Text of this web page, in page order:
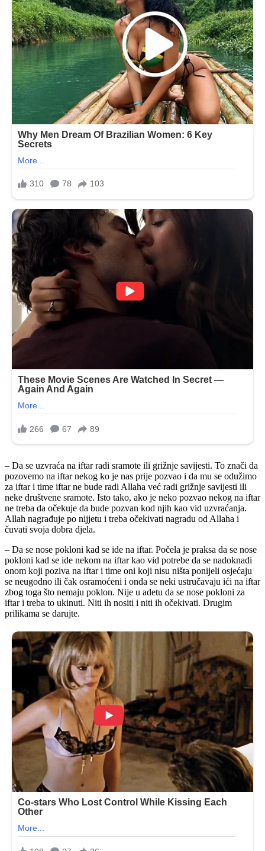
– Da se uzvraća na iftar radi sramote ili grižnje savijesti. To znači da
pozovemo na iftar nekog ko je nas prije pozvao i da mu se odužimo
za iftar i time iftar ne bude radi Allaha već radi grižnje savijesti ili
neke društvene sramote. Isto tako, ako je neko pozvao nekog na iftar
ne treba da očekuje da bude pozvan kod njih kao vid uzvraćanja.
Allah nagrađuje po nijjetu i treba očekivati nagradu od Allaha i
čuvati svoja dobra djela.
– Da se nose pokloni kad se ide na iftar. Počela je praksa da se nose
pokloni kad se ide nekom na iftar kao vid potrebe da se nadoknadi
onom koji poziva na iftar i time oni koji nisu ništa ponijeli osjećaju
se neugodno ili čak osramoćeni i onda se neki ustručavaju ići na iftar
zbog toga što nemaju poklon. Nije u adetu da se nose pokloni za
iftar i treba to ukinuti. Niti ih nositi i niti ih očekivati. Drugim
prilikama se darujte.